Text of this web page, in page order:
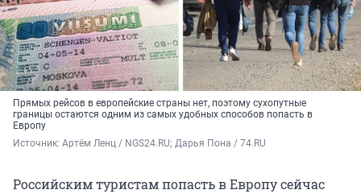
Прямых рейсов в европейские страны нет, поэтому сухопутные
границы остаются одним из самых удобных способов попасть в
Европу
Источник: Артём Ленц / NGS24.RU; Дарья Пона / 74.RU
Российским туристам попасть в Европу сейчас